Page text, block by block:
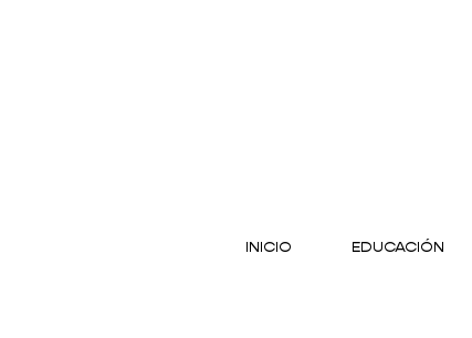
INICIO EDUCACIÓN